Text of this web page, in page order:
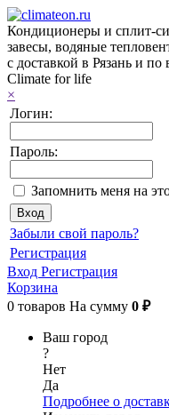
Кондиционеры и сплит-
завесы, водяные
с доставкой в Рязань и по
Climate for life
×
Логин:
Пароль:
Запомнить меня на
Забыли свой пароль?
Регистрация
Вход Регистрация
Корзина
0 товаров На сумму 0 ₽
Ваш город
?
Нет
Да
Подробнее о